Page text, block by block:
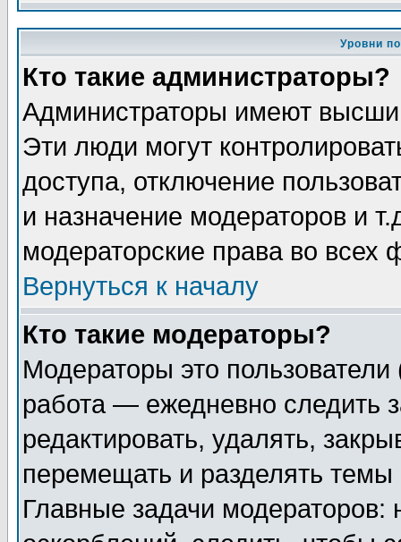
Уровни
Кто такие администраторы?
Администраторы имеют
Эти люди могут
доступа, отключение
и назначение модераторов и
модераторские права во всех
Вернуться к началу
Кто такие модераторы?
Модераторы это
работа — ежедневно следить
редактировать, удалять,
перемещать и разделять
Главные задачи